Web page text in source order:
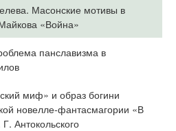
Масонские мотивы в
«Война»
панславизма в
миф» и образ богини
новелле-фантасмагории «В
Антокольского